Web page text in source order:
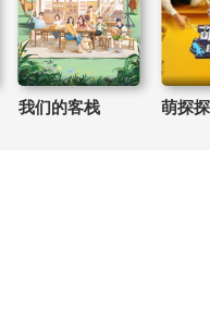
我们的客栈